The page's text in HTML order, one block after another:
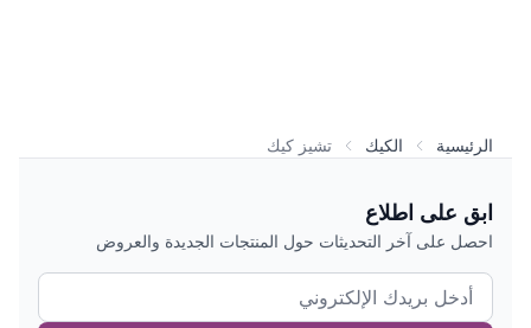
الرئيسية الكيك تشيز كيك
ابق على اطلاع
احصل على آخر التحديثات حول المنتجات الجديدة والعروض